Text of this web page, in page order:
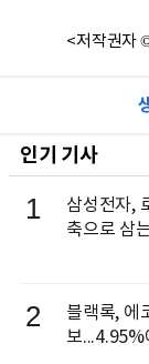
<저작권자
인기 기사
1
삼성전자,
축으로 삼
2
블랙록, 에
보...4.95%